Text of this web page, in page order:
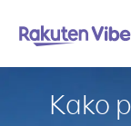
Kako